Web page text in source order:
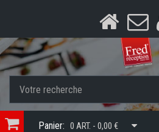
Panier: 0 ART. - 0,00 €